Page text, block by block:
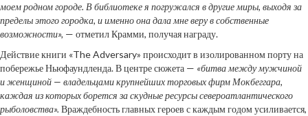
моем родном городе. В библиотеке я погружался в другие миры, выходя за
пределы этого городка, и именно она дала мне веру в собственные
возможности», — отметил Крамми, получая награду.
Действие книги «The Adversary» происходит в изолированном порту на
побережье Ньюфаундленда. В центре сюжета — «битва между мужчиной
и женщиной — владельцами крупнейших торговых фирм Мокбеггара,
каждая из которых борется за скудные ресурсы североатлантического
рыболовства». Враждебность главных героев с каждым годом усиливается,